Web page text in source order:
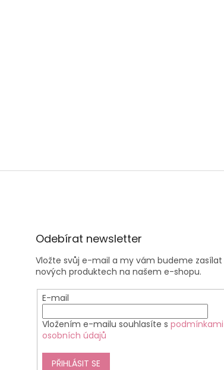
Odebírat newsletter
Vložte svůj e-mail a my vám budeme
nových produktech na našem e-shopu.
E-mail
Vložením e-mailu souhlasíte s
osobních údajů
PŘIHLÁSIT SE